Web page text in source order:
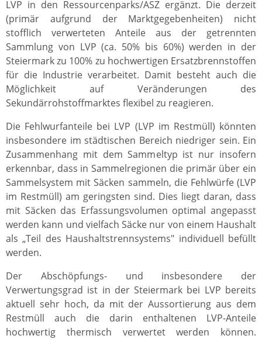
LVP in den Ressourcenparks/ASZ ergänzt. Die derzeit
(primär aufgrund der Marktgegebenheiten) nicht
stofflich verwerteten Anteile aus der getrennten
Sammlung von LVP (ca. 50% bis 60%) werden in der
Steiermark zu 100% zu hochwertigen Ersatzbrennstoffen
für die Industrie verarbeitet. Damit besteht auch die
Möglichkeit auf Veränderungen des
Sekundärrohstoffmarktes flexibel zu reagieren.
Die Fehlwurfanteile bei LVP (LVP im Restmüll) könnten
insbesondere im städtischen Bereich niedriger sein. Ein
Zusammenhang mit dem Sammeltyp ist nur insofern
erkennbar, dass in Sammelregionen die primär über ein
Sammelsystem mit Säcken sammeln, die Fehlwürfe (LVP
im Restmüll) am geringsten sind. Dies liegt daran, dass
mit Säcken das Erfassungsvolumen optimal angepasst
werden kann und vielfach Säcke nur von einem Haushalt
als „Teil des Haushaltstrennsystems" individuell befüllt
werden.
Der Abschöpfungs- und insbesondere der
Verwertungsgrad ist in der Steiermark bei LVP bereits
aktuell sehr hoch, da mit der Aussortierung aus dem
Restmüll auch die darin enthaltenen LVP-Anteile
hochwertig thermisch verwertet werden können.